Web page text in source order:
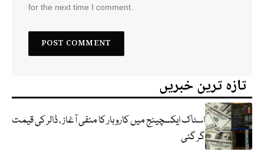
for the next time I comment.
تازہ ترین خبریں
اسٹاک ایکسچینج میں کاروبار کا منفی آغاز ، ڈالر کی قیمت
گر گئی